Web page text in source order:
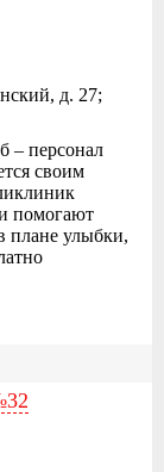
д. 27;
– персонал
своим
помогают
плане улыбки,